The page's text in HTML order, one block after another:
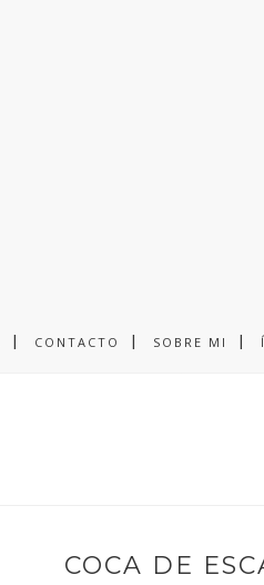
CONTACTO SOBRE MI
COCA DE